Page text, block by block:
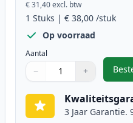
€ 31,40excl. btw
1 Stuks | € 38,00 /stuk
Op voorraad
Aantal
Gebruik de knoppen om
− +
1
3 Jaar Garantie.